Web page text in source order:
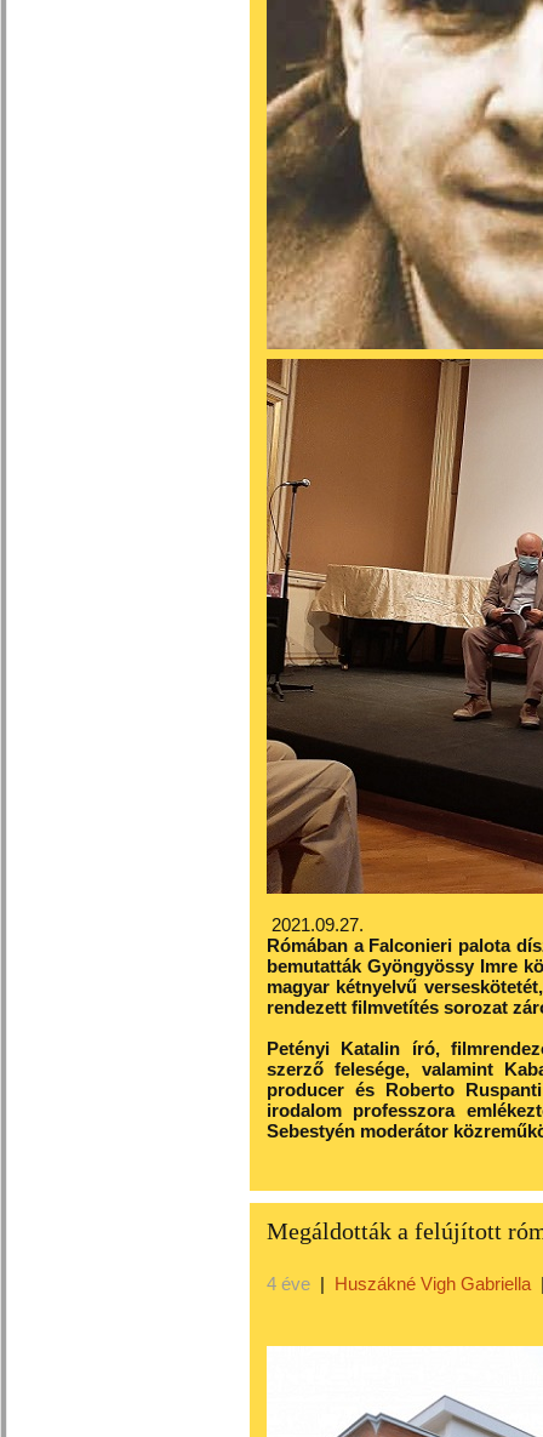
2021.09.27.
Rómában a Falconieri palota
bemutatták Gyöngyössy Imre
magyar kétnyelvű
rendezett filmvetítés sorozat
Petényi Katalin író,
szerző felesége, valamint
producer és Roberto
irodalom professzora
Sebestyén moderátor
Megáldották a felújított
4 éve | Huszákné Vigh Gabriella